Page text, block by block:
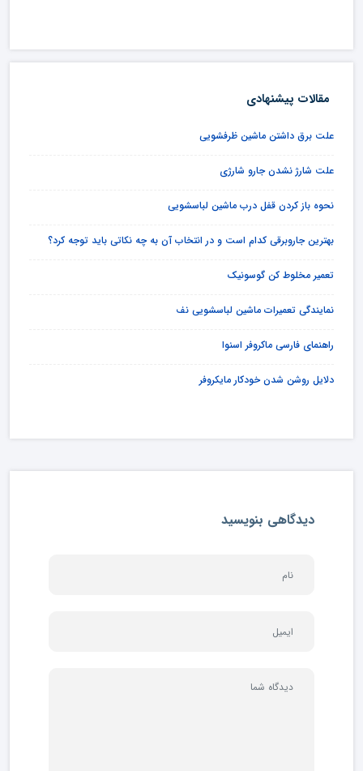
مقالات پیشنهادی
علت برق داشتن ماشین ظرفشویی
علت شارژ نشدن جارو شارژی
نحوه باز کردن قفل درب ماشین لباسشویی
بهترین جاروبرقی کدام است و در انتخاب آن به چه نکاتی باید توجه کرد؟
تعمیر مخلوط کن گوسونیک
نمایندگی تعمیرات ماشین لباسشویی نف
راهنمای فارسی ماکروفر اسنوا
دلایل روشن شدن خودکار مایکروفر
دیدگاهی بنویسید